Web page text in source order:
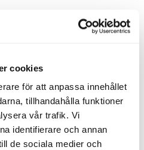
cookies
för att anpassa innehållet
tillhandahålla funktioner
vår trafik. Vi
identifierare och annan
de sociala medier och
produkter